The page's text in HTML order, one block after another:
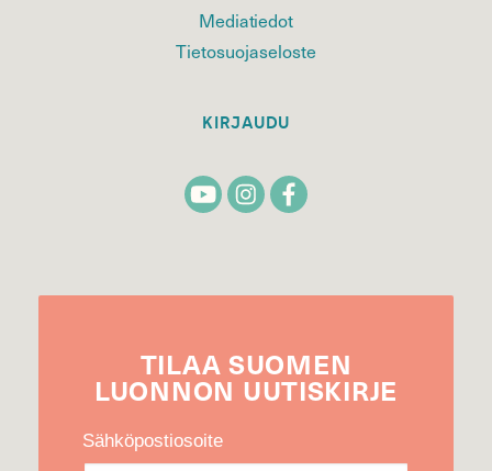
Mediatiedot
Tietosuojaseloste
KIRJAUDU
TILAA SUOMEN
LUONNON UUTIS­KIRJE
Sähköpostiosoite